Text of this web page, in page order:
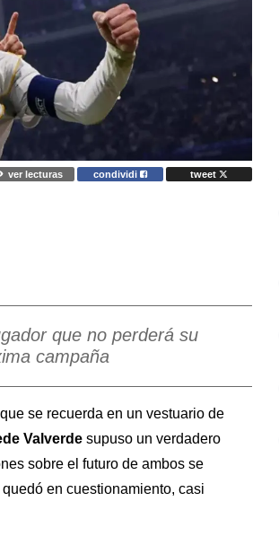
ver lecturas condividi tweet
que no perderá su
campaña
se recuerda en un vestuario de
Valverde supuso un verdadero
sobre el futuro de ambos se
en cuestionamiento, casi